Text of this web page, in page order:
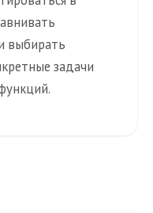
выбирать
задачи